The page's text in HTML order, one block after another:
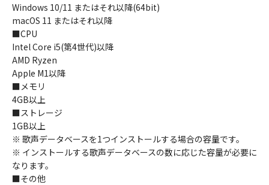
Windows 10/11 またはそれ以降(64bit)
macOS 11 またはそれ以降
■CPU
Intel Core i5(第4世代)以降
AMD Ryzen
Apple M1以降
■メモリ
4GB以上
■ストレージ
1GB以上
※ 歌声データベースを1つインストールする場合の容量です。
※ インストールする歌声データベースの数に応じた容量が必要に
なります。
■その他